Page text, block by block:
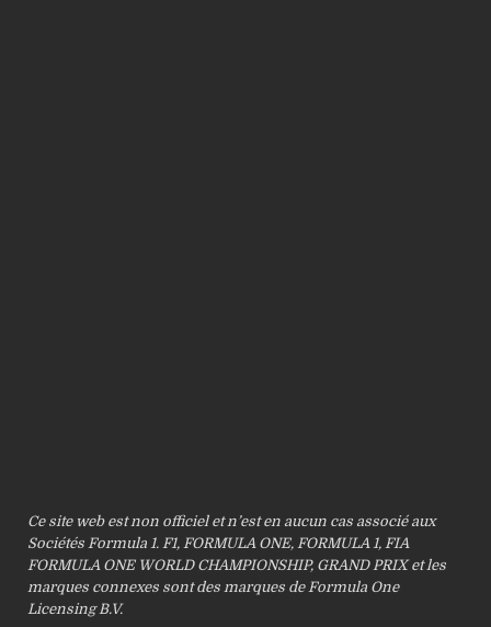
Ce site web est non officiel et n’est en aucun cas associé aux
Sociétés Formula 1. F1, FORMULA ONE, FORMULA 1, FIA
FORMULA ONE WORLD CHAMPIONSHIP, GRAND PRIX et les
marques connexes sont des marques de Formula One
Licensing B.V.